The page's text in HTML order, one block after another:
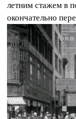
летним стажем в
окончательно